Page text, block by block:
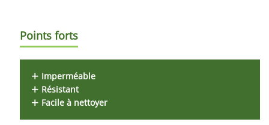
Points forts
Imperméable
Résistant
Facile à nettoyer